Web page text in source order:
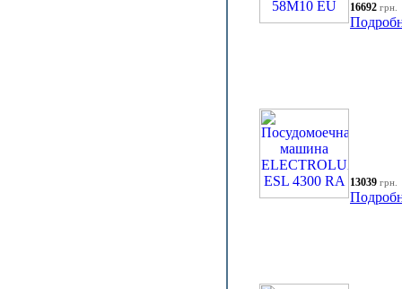
16692 грн.
13039 грн.